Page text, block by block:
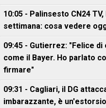
10:05 - Palinsesto CN24
settimana: cosa vedere
09:45 - Gutierrez: "Felice
come il Bayer. Ho parlato
firmare"
09:31 - Cagliari, il DG
imbarazzante, è